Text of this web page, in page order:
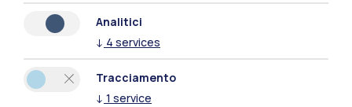
Naviga il sito
Contattaci
Analitici
↓ 4 services
Tracciamento
↓ 1 service